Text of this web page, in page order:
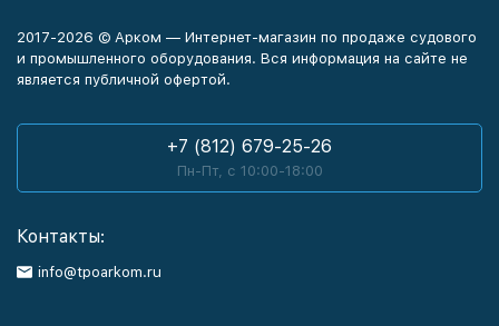
2017-2026 © Арком — Интернет-магазин по продаже судового
и промышленного оборудования. Вся информация на сайте не
является публичной офертой.
+7 (812) 679-25-26
Пн-Пт, с 10:00-18:00
Контакты:
info@tpoarkom.ru